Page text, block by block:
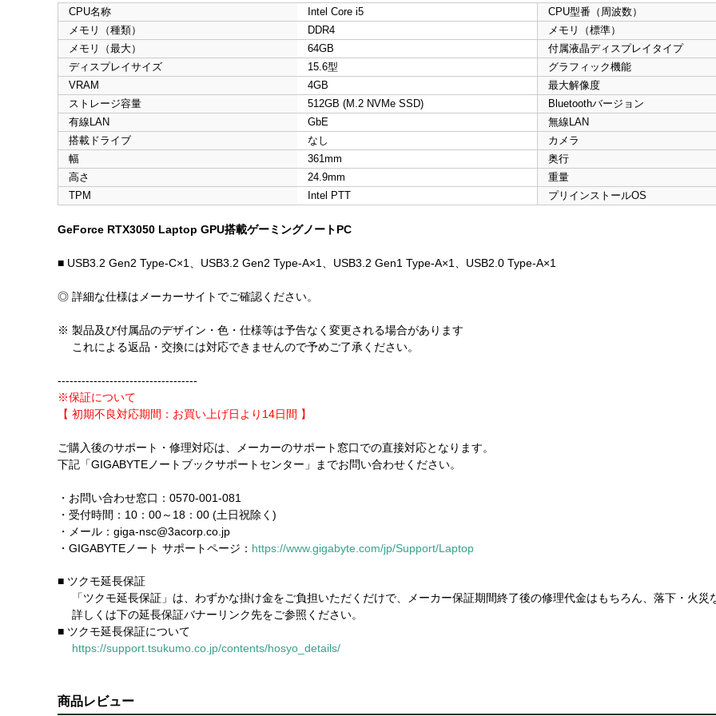
CPU名称 Intel Core i5
CPU型番（周波数）
メモリ（種類）
DDR4
メモリ（標準）
メモリ（最大）
64GB
付属液晶ディスプレイタイプ
ディスプレイサイズ
15.6型
グラフィック機能
VRAM
4GB
最大解像度
ストレージ容量
512GB (M.2 NVMe SSD)
Bluetoothバージョン
有線LAN
GbE
無線LAN
搭載ドライブ
なし
カメラ
幅
361mm
奥行
高さ
24.9mm
重量
TPM
Intel PTT プリインストールOS
GeForce RTX3050 Laptop GPU搭載ゲーミングノートPC
■ USB3.2 Gen2 Type-C×1、USB3.2 Gen2 Type-A×1、USB3.2 Gen1 Type-A×1、USB2.0 Type-A×1
◎ 詳細な仕様はメーカーサイトでご確認ください。
※ 製品及び付属品のデザイン・色・仕様等は予告なく変更される場合があります
これによる返品・交換には対応できませんので予めご了承ください。
-----------------------------------
※保証について
【 初期不良対応期間：お買い上げ日より14日間 】
ご購入後のサポート・修理対応は、メーカーのサポート窓口での直接対応となります。
下記「GIGABYTEノートブックサポートセンター」までお問い合わせください。
・お問い合わせ窓口：0570-001-081
・受付時間：10：00～18：00 (土日祝除く)
・メール：giga-nsc@3acorp.co.jp
・GIGABYTEノート サポートページ： https://www.gigabyte.com/jp/Support/Laptop
■ ツクモ延長保証
「ツクモ延長保証」は、わずかな掛け金をご負担いただくだけで、メーカー保証期間終了後の修理代金はもちろん、落下・火災
詳しくは下の延長保証バナーリンク先をご参照ください。
■ ツクモ延長保証について
https://support.tsukumo.co.jp/contents/hosyo_details/
商品レビュー